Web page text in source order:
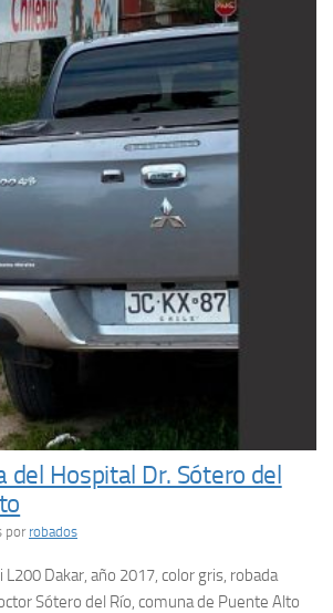
del Hospital Dr. Sótero del
por robados
Dakar, año 2017, color gris, robada
Sótero del Río, comuna de Puente Alto